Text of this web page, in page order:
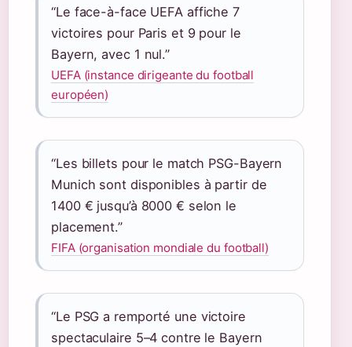
“Le face-à-face UEFA affiche 7
victoires pour Paris et 9 pour le
Bayern, avec 1 nul.”
UEFA (instance dirigeante du football
européen)
“Les billets pour le match PSG-Bayern
Munich sont disponibles à partir de
1400 € jusqu’à 8000 € selon le
placement.”
FIFA (organisation mondiale du football)
“Le PSG a remporté une victoire
spectaculaire 5–4 contre le Bayern